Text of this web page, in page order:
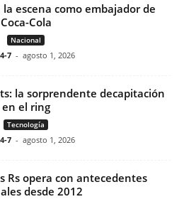
escena como embajador de
Coca-Cola
Nacional
7 - agosto 1, 2026
la sorprendente decapitación
en el ring
Tecnología
7 - agosto 1, 2026
Rs opera con antecedentes
desde 2012